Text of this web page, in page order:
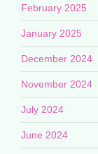
February 2025
January 2025
December 2024
November 2024
July 2024
June 2024